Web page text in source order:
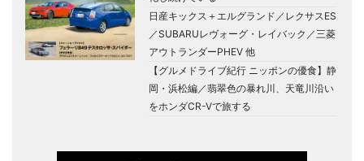
日産キックス＋エルグランド／レクサスES
／SUBARUレヴォーグ・レイバック／三菱
アウトランダーPHEV 他
【グルメドライブ紀行 ニッポンの優食】静
岡・浜松編／翡翠色の暴れ川、天竜川沿い
をホンダCR-Vで旅する